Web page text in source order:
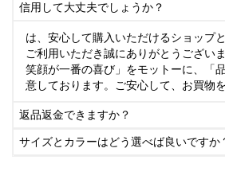
信用して大丈夫でしょうか？
は、安心して購入いただけるショップ
ご利用いただき誠にありがとうござい
笑顔が一番の喜び」をモットーに、「
意しております。ご安心して、お買物
返品返金できますか？
サイズとカラーはどう選べば良いですか